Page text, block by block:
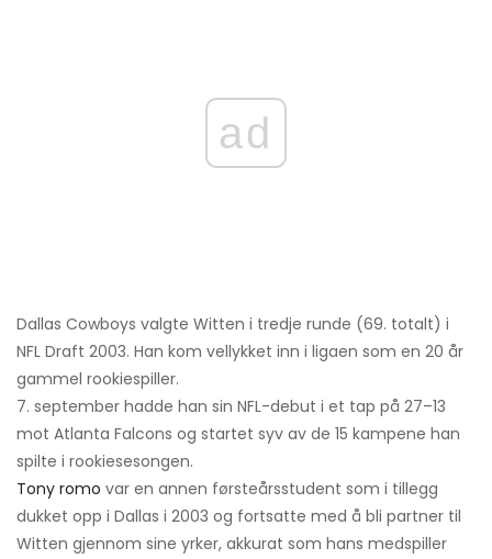
ad
Dallas Cowboys valgte Witten i tredje runde (69. totalt) i
NFL Draft 2003. Han kom vellykket inn i ligaen som en 20 år
gammel rookiespiller.
7. september hadde han sin NFL-debut i et tap på 27–13
mot Atlanta Falcons og startet syv av de 15 kampene han
spilte i rookiesesongen.
Tony romo var en annen førsteårsstudent som i tillegg
dukket opp i Dallas i 2003 og fortsatte med å bli partner til
Witten gjennom sine yrker, akkurat som hans medspiller